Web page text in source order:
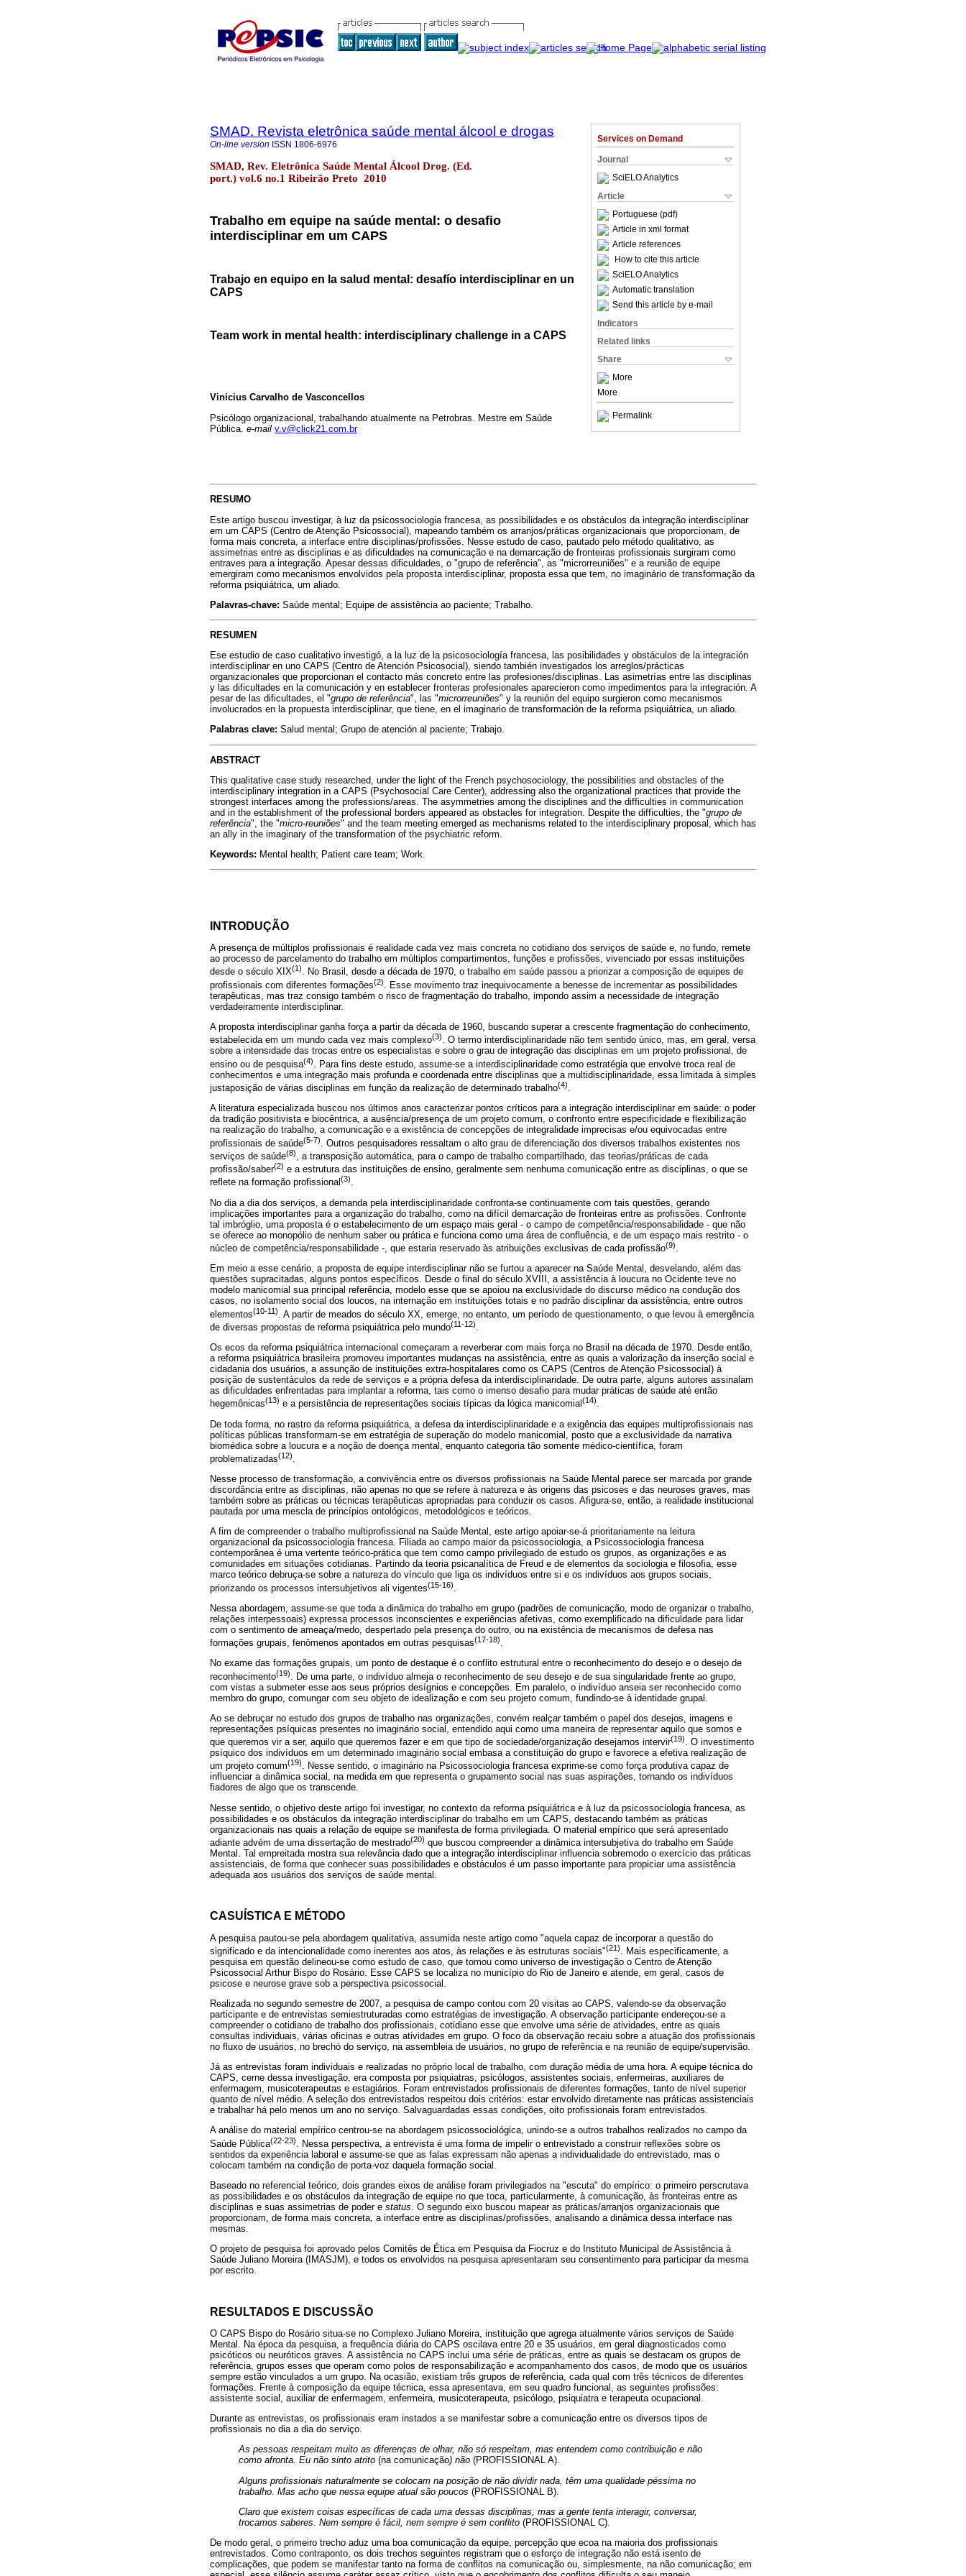
Services on Demand
Journal
SciELO Analytics
Article
Portuguese (pdf)
Article in xml format
Article references
How to cite this article
SciELO Analytics
Automatic translation
Send this article by e-mail
Indicators
Related links
Share
More
More
Permalink
SMAD. Revista eletrônica saúde mental álcool e drogas
On-line version ISSN 1806-6976
SMAD, Rev. Eletrônica Saúde Mental Álcool Drog. (Ed.
port.) vol.6 no.1 Ribeirão Preto 2010
Trabalho em equipe na saúde mental: o desafio
interdisciplinar em um CAPS
Trabajo en equipo en la salud mental: desafío interdisciplinar en un
CAPS
Team work in mental health: interdisciplinary challenge in a CAPS
Vinicius Carvalho de Vasconcellos
Psicólogo organizacional, trabalhando atualmente na Petrobras. Mestre em Saúde
Pública. e-mail v.v@click21.com.br
RESUMO
Este artigo buscou investigar, à luz da psicossociologia francesa, as possibilidades e os obstáculos da integração interdisciplinar
em um CAPS (Centro de Atenção Psicossocial), mapeando também os arranjos/práticas organizacionais que proporcionam, de
forma mais concreta, a interface entre disciplinas/profissões. Nesse estudo de caso, pautado pelo método qualitativo, as
assimetrias entre as disciplinas e as dificuldades na comunicação e na demarcação de fronteiras profissionais surgiram como
entraves para a integração. Apesar dessas dificuldades, o "grupo de referência", as "microrreuniões" e a reunião de equipe
emergiram como mecanismos envolvidos pela proposta interdisciplinar, proposta essa que tem, no imaginário de transformação da
reforma psiquiátrica, um aliado.
Palavras-chave: Saúde mental; Equipe de assistência ao paciente; Trabalho.
RESUMEN
Ese estudio de caso cualitativo investigó, a la luz de la psicosociología francesa, las posibilidades y obstáculos de la integración
interdisciplinar en uno CAPS (Centro de Atención Psicosocial), siendo también investigados los arreglos/prácticas
organizacionales que proporcionan el contacto más concreto entre las profesiones/disciplinas. Las asimetrías entre las disciplinas
y las dificultades en la comunicación y en establecer fronteras profesionales aparecieron como impedimentos para la integración. A
pesar de las dificultades, el "grupo de referência", las "microrreuniões" y la reunión del equipo surgieron como mecanismos
involucrados en la propuesta interdisciplinar, que tiene, en el imaginario de transformación de la reforma psiquiátrica, un aliado.
Palabras clave: Salud mental; Grupo de atención al paciente; Trabajo.
ABSTRACT
This qualitative case study researched, under the light of the French psychosociology, the possibilities and obstacles of the
interdisciplinary integration in a CAPS (Psychosocial Care Center), addressing also the organizational practices that provide the
strongest interfaces among the professions/areas. The asymmetries among the disciplines and the difficulties in communication
and in the establishment of the professional borders appeared as obstacles for integration. Despite the difficulties, the "grupo de
referência", the "micro-reuniões" and the team meeting emerged as mechanisms related to the interdisciplinary proposal, which has
an ally in the imaginary of the transformation of the psychiatric reform.
Keywords: Mental health; Patient care team; Work.
INTRODUÇÃO
A presença de múltiplos profissionais é realidade cada vez mais concreta no cotidiano dos serviços de saúde e, no fundo, remete
ao processo de parcelamento do trabalho em múltiplos compartimentos, funções e profissões, vivenciado por essas instituições
desde o século XIX(1). No Brasil, desde a década de 1970, o trabalho em saúde passou a priorizar a composição de equipes de
profissionais com diferentes formações(2)
. Esse movimento traz inequivocamente a benesse de incrementar as possibilidades
terapêuticas, mas traz consigo também o risco de fragmentação do trabalho, impondo assim a necessidade de integração
verdadeiramente interdisciplinar.
A proposta interdisciplinar ganha força a partir da década de 1960, buscando superar a crescente fragmentação do conhecimento,
estabelecida em um mundo cada vez mais complexo(3). O termo interdisciplinaridade não tem sentido único, mas, em geral, versa
sobre a intensidade das trocas entre os especialistas e sobre o grau de integração das disciplinas em um projeto profissional, de
ensino ou de pesquisa(4)
. Para fins deste estudo, assume-se a interdisciplinaridade como estratégia que envolve troca real de
conhecimentos e uma integração mais profunda e coordenada entre disciplinas que a multidisciplinaridade, essa limitada à simples
justaposição de várias disciplinas em função da realização de determinado trabalho(4)
A literatura especializada buscou nos últimos anos caracterizar pontos críticos para a integração interdisciplinar em saúde: o poder
da tradição positivista e biocêntrica, a ausência/presença de um projeto comum, o confronto entre especificidade e flexibilização
na realização do trabalho, a comunicação e a existência de concepções de integralidade imprecisas e/ou equivocadas entre
profissionais de saúde(5-7)
. Outros pesquisadores ressaltam o alto grau de diferenciação dos diversos trabalhos existentes nos
serviços de saúde(8)
, a transposição automática, para o campo de trabalho compartilhado, das teorias/práticas de cada
profissão/saber(2) e a estrutura das instituições de ensino, geralmente sem nenhuma comunicação entre as disciplinas, o que se
reflete na formação profissional(3).
No dia a dia dos serviços, a demanda pela interdisciplinaridade confronta-se continuamente com tais questões, gerando
implicações importantes para a organização do trabalho, como na difícil demarcação de fronteiras entre as profissões. Confronte
tal imbróglio, uma proposta é o estabelecimento de um espaço mais geral - o campo de competência/responsabilidade - que não
se oferece ao monopólio de nenhum saber ou prática e funciona como uma área de confluência, e de um espaço mais restrito - o
núcleo de competência/responsabilidade -, que estaria reservado às atribuições exclusivas de cada profissão(9).
Em meio a esse cenário, a proposta de equipe interdisciplinar não se furtou a aparecer na Saúde Mental, desvelando, além das
questões supracitadas, alguns pontos específicos. Desde o final do século XVIII, a assistência à loucura no Ocidente teve no
modelo manicomial sua principal referência, modelo esse que se apoiou na exclusividade do discurso médico na condução dos
casos, no isolamento social dos loucos, na internação em instituições totais e no padrão disciplinar da assistência, entre outros
elementos(10-11)
. A partir de meados do século XX, emerge, no entanto, um período de questionamento, o que levou à emergência
de diversas propostas de reforma psiquiátrica pelo mundo(11-12)
Os ecos da reforma psiquiátrica internacional começaram a reverberar com mais força no Brasil na década de 1970. Desde então,
a reforma psiquiátrica brasileira promoveu importantes mudanças na assistência, entre as quais a valorização da inserção social e
cidadania dos usuários, a assunção de instituições extra-hospitalares como os CAPS (Centros de Atenção Psicossocial) à
posição de sustentáculos da rede de serviços e a própria defesa da interdisciplinaridade. De outra parte, alguns autores assinalam
as dificuldades enfrentadas para implantar a reforma, tais como o imenso desafio para mudar práticas de saúde até então
hegemônicas(13) e a persistência de representações sociais típicas da lógica manicomial(14).
De toda forma, no rastro da reforma psiquiátrica, a defesa da interdisciplinaridade e a exigência das equipes multiprofissionais nas
políticas públicas transformam-se em estratégia de superação do modelo manicomial, posto que a exclusividade da narrativa
biomédica sobre a loucura e a noção de doença mental, enquanto categoria tão somente médico-científica, foram
problematizadas(12)
Nesse processo de transformação, a convivência entre os diversos profissionais na Saúde Mental parece ser marcada por grande
discordância entre as disciplinas, não apenas no que se refere à natureza e às origens das psicoses e das neuroses graves, mas
também sobre as práticas ou técnicas terapêuticas apropriadas para conduzir os casos. Afigura-se, então, a realidade institucional
pautada por uma mescla de princípios ontológicos, metodológicos e teóricos.
A fim de compreender o trabalho multiprofissional na Saúde Mental, este artigo apoiar-se-á prioritariamente na leitura
organizacional da psicossociologia francesa. Filiada ao campo maior da psicossociologia, a Psicossociologia francesa
contemporânea é uma vertente teórico-prática que tem como campo privilegiado de estudo os grupos, as organizações e as
comunidades em situações cotidianas. Partindo da teoria psicanalítica de Freud e de elementos da sociologia e filosofia, esse
marco teórico debruça-se sobre a natureza do vínculo que liga os indivíduos entre si e os indivíduos aos grupos sociais,
priorizando os processos intersubjetivos ali vigentes(15-16)
Nessa abordagem, assume-se que toda a dinâmica do trabalho em grupo (padrões de comunicação, modo de organizar o trabalho,
relações interpessoais) expressa processos inconscientes e experiências afetivas, como exemplificado na dificuldade para lidar
com o sentimento de ameaça/medo, despertado pela presença do outro, ou na existência de mecanismos de defesa nas
formações grupais, fenômenos apontados em outras pesquisas(17-18).
No exame das formações grupais, um ponto de destaque é o conflito estrutural entre o reconhecimento do desejo e o desejo de
reconhecimento(19)
. De uma parte, o indivíduo almeja o reconhecimento de seu desejo e de sua singularidade frente ao grupo,
com vistas a submeter esse aos seus próprios desígnios e concepções. Em paralelo, o indivíduo anseia ser reconhecido como
membro do grupo, comungar com seu objeto de idealização e com seu projeto comum, fundindo-se à identidade grupal.
Ao se debruçar no estudo dos grupos de trabalho nas organizações, convém realçar também o papel dos desejos, imagens e
representações psíquicas presentes no imaginário social, entendido aqui como uma maneira de representar aquilo que somos e
que queremos vir a ser, aquilo que queremos fazer e em que tipo de sociedade/organização desejamos intervir(19). O investimento
psíquico dos indivíduos em um determinado imaginário social embasa a constituição do grupo e favorece a efetiva realização de
um projeto comum(19). Nesse sentido, o imaginário na Psicossociologia francesa exprime-se como força produtiva capaz de
influenciar a dinâmica social, na medida em que representa o grupamento social nas suas aspirações, tornando os indivíduos
fiadores de algo que os transcende.
Nesse sentido, o objetivo deste artigo foi investigar, no contexto da reforma psiquiátrica e à luz da psicossociologia francesa, as
possibilidades e os obstáculos da integração interdisciplinar do trabalho em um CAPS, destacando também as práticas
organizacionais nas quais a relação de equipe se manifesta de forma privilegiada. O material empírico que será apresentado
adiante advém de uma dissertação de mestrado(20) que buscou compreender a dinâmica intersubjetiva do trabalho em Saúde
Mental. Tal empreitada mostra sua relevância dado que a integração interdisciplinar influencia sobremodo o exercício das práticas
assistenciais, de forma que conhecer suas possibilidades e obstáculos é um passo importante para propiciar uma assistência
adequada aos usuários dos serviços de saúde mental.
CASUÍSTICA E MÉTODO
A pesquisa pautou-se pela abordagem qualitativa, assumida neste artigo como "aquela capaz de incorporar a questão do
significado e da intencionalidade como inerentes aos atos, às relações e às estruturas sociais"(21)
. Mais especificamente, a
pesquisa em questão delineou-se como estudo de caso, que tomou como universo de investigação o Centro de Atenção
Psicossocial Arthur Bispo do Rosário. Esse CAPS se localiza no município do Rio de Janeiro e atende, em geral, casos de
psicose e neurose grave sob a perspectiva psicossocial.
Realizada no segundo semestre de 2007, a pesquisa de campo contou com 20 visitas ao CAPS, valendo-se da observação
participante e de entrevistas semiestruturadas como estratégias de investigação. A observação participante endereçou-se a
compreender o cotidiano de trabalho dos profissionais, cotidiano esse que envolve uma série de atividades, entre as quais
consultas individuais, várias oficinas e outras atividades em grupo. O foco da observação recaiu sobre a atuação dos profissionais
no fluxo de usuários, no brechó do serviço, na assembleia de usuários, no grupo de referência e na reunião de equipe/supervisão.
Já as entrevistas foram individuais e realizadas no próprio local de trabalho, com duração média de uma hora. A equipe técnica do
CAPS, cerne dessa investigação, era composta por psiquiatras, psicólogos, assistentes sociais, enfermeiras, auxiliares de
enfermagem, musicoterapeutas e estagiários. Foram entrevistados profissionais de diferentes formações, tanto de nível superior
quanto de nível médio. A seleção dos entrevistados respeitou dois critérios: estar envolvido diretamente nas práticas assistenciais
e trabalhar há pelo menos um ano no serviço. Salvaguardadas essas condições, oito profissionais foram entrevistados.
A análise do material empírico centrou-se na abordagem psicossociológica, unindo-se a outros trabalhos realizados no campo da
Saúde Pública(22-23)
. Nessa perspectiva, a entrevista é uma forma de impelir o entrevistado a construir reflexões sobre os
sentidos da experiência laboral e assume-se que as falas expressam não apenas a individualidade do entrevistado, mas o
colocam também na condição de porta-voz daquela formação social.
Baseado no referencial teórico, dois grandes eixos de análise foram privilegiados na "escuta" do empírico: o primeiro perscrutava
as possibilidades e os obstáculos da integração de equipe no que toca, particularmente, à comunicação, às fronteiras entre as
disciplinas e suas assimetrias de poder e status . O segundo eixo buscou mapear as práticas/arranjos organizacionais que
proporcionam, de forma mais concreta, a interface entre as disciplinas/profissões, analisando a dinâmica dessa interface nas
mesmas.
O projeto de pesquisa foi aprovado pelos Comitês de Ética em Pesquisa da Fiocruz e do Instituto Municipal de Assistência à
Saúde Juliano Moreira (IMASJM), e todos os envolvidos na pesquisa apresentaram seu consentimento para participar da mesma
por escrito.
RESULTADOS E DISCUSSÃO
O CAPS Bispo do Rosário situa-se no Complexo Juliano Moreira, instituição que agrega atualmente vários serviços de Saúde
Mental. Na época da pesquisa, a frequência diária do CAPS oscilava entre 20 e 35 usuários, em geral diagnosticados como
psicóticos ou neuróticos graves. A assistência no CAPS inclui uma série de práticas, entre as quais se destacam os grupos de
referência, grupos esses que operam como polos de responsabilização e acompanhamento dos casos, de modo que os usuários
sempre estão vinculados a um grupo. Na ocasião, existiam três grupos de referência, cada qual com três técnicos de diferentes
formações. Frente à composição da equipe técnica, essa apresentava, em seu quadro funcional, as seguintes profissões:
assistente social, auxiliar de enfermagem, enfermeira, musicoterapeuta, psicólogo, psiquiatra e terapeuta ocupacional.
Durante as entrevistas, os profissionais eram instados a se manifestar sobre a comunicação entre os diversos tipos de
profissionais no dia a dia do serviço.
As pessoas respeitam muito as diferenças de olhar, não só respeitam, mas entendem como contribuição e não
como afronta. Eu não sinto atrito (na comunicação) não (PROFISSIONAL A).
Alguns profissionais naturalmente se colocam na posição de não dividir nada, têm uma qualidade péssima no
trabalho. Mas acho que nessa equipe atual são poucos (PROFISSIONAL B).
Claro que existem coisas específicas de cada uma dessas disciplinas, mas a gente tenta interagir, conversar,
trocamos saberes. Nem sempre é fácil, nem sempre é sem conflito (PROFISSIONAL C).
De modo geral, o primeiro trecho aduz uma boa comunicação da equipe, percepção que ecoa na maioria dos profissionais
entrevistados. Como contraponto, os dois trechos seguintes registram que o esforço de integração não está isento de
complicações, que podem se manifestar tanto na forma de conflitos na comunicação ou, simplesmente, na não comunicação; em